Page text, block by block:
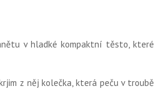
v hladké kompaktní těsto, které
z něj kolečka, která peču v troubě